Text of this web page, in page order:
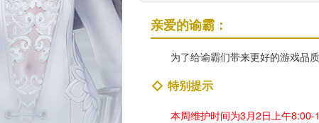
亲爱的谕霸：
为了给谕霸们带来更好的游戏品
特别提示
本周维护时间为3月2日上午8:00-